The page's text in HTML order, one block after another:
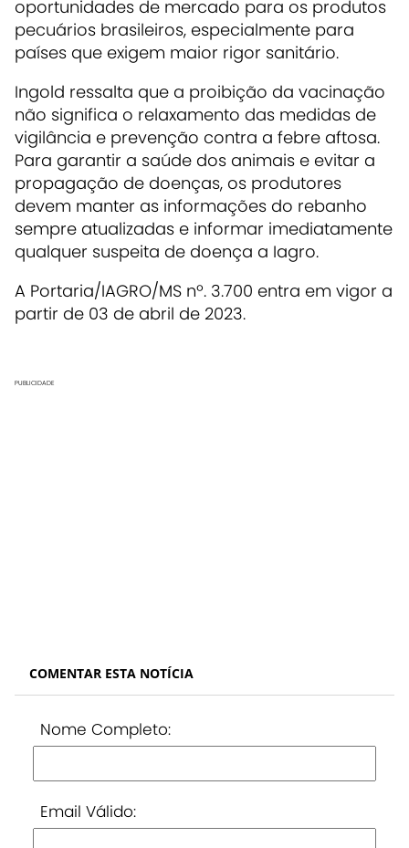
oportunidades de mercado para os produtos
pecuários brasileiros, especialmente para
países que exigem maior rigor sanitário.
Ingold ressalta que a proibição da vacinação
não significa o relaxamento das medidas de
vigilância e prevenção contra a febre aftosa.
Para garantir a saúde dos animais e evitar a
propagação de doenças, os produtores
devem manter as informações do rebanho
sempre atualizadas e informar imediatamente
qualquer suspeita de doença a Iagro.
A Portaria/IAGRO/MS nº. 3.700 entra em vigor a
partir de 03 de abril de 2023.
PUBLICIDADE
COMENTAR ESTA NOTÍCIA
Nome Completo:
Email Válido: